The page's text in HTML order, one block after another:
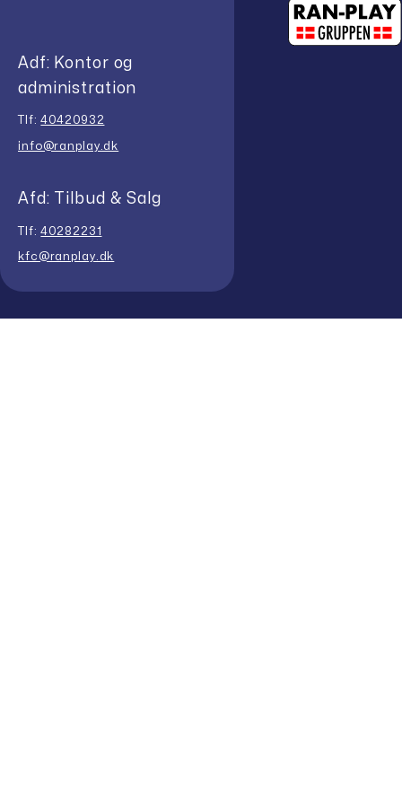
Adf: Kontor og
administration
Tlf:40420932
info@ranplay.dk
Afd: Tilbud & Salg
Tlf:40282231
kfc@ranplay.dk